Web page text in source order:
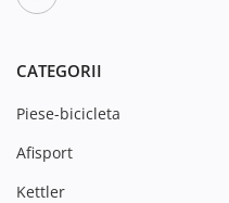
CATEGORII
Piese-bicicleta
Afisport
Kettler